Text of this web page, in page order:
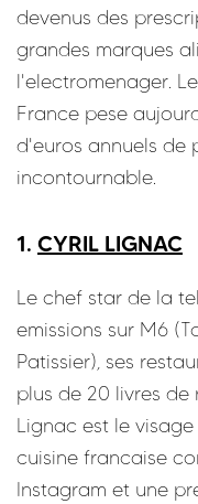
devenus des
grandes marques
l'electromenager.
France pese
d'euros annuels de
incontournable.
1. CYRIL LIGNAC
Le chef star de la
emissions sur M6
Patissier), ses
plus de 20 livres de
Lignac est le
cuisine francaise
Instagram et une